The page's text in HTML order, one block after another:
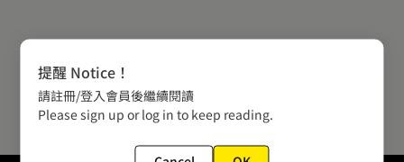
提醒 Notice！
請註冊/登入會員後繼續閱讀
Please sign up or log in to keep reading.